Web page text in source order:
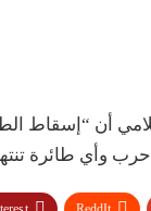
أن “إسقاط
حرب وأي طائرة